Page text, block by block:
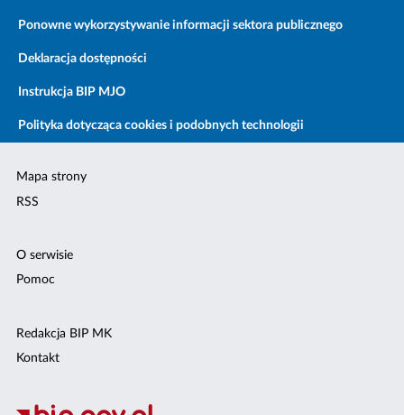
Ponowne wykorzystywanie informacji sektora publicznego
Deklaracja dostępności
Instrukcja BIP MJO
Polityka dotycząca cookies i podobnych technologii
Mapa strony
RSS
O serwisie
Pomoc
Redakcja BIP MK
Kontakt